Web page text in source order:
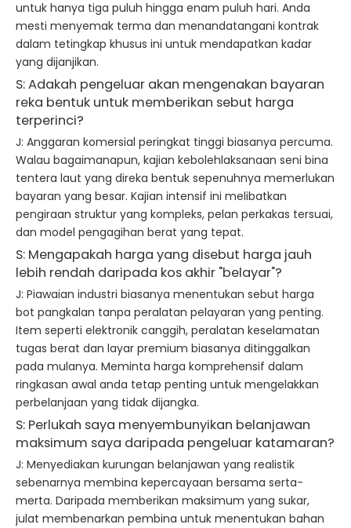
untuk hanya tiga puluh hingga enam puluh hari. Anda
mesti menyemak terma dan menandatangani kontrak
dalam tetingkap khusus ini untuk mendapatkan kadar
yang dijanjikan.
S: Adakah pengeluar akan mengenakan bayaran
reka bentuk untuk memberikan sebut harga
terperinci?
J: Anggaran komersial peringkat tinggi biasanya percuma.
Walau bagaimanapun, kajian kebolehlaksanaan seni bina
tentera laut yang direka bentuk sepenuhnya memerlukan
bayaran yang besar. Kajian intensif ini melibatkan
pengiraan struktur yang kompleks, pelan perkakas tersuai,
dan model pengagihan berat yang tepat.
S: Mengapakah harga yang disebut harga jauh
lebih rendah daripada kos akhir "belayar"?
J: Piawaian industri biasanya menentukan sebut harga
bot pangkalan tanpa peralatan pelayaran yang penting.
Item seperti elektronik canggih, peralatan keselamatan
tugas berat dan layar premium biasanya ditinggalkan
pada mulanya. Meminta harga komprehensif dalam
ringkasan awal anda tetap penting untuk mengelakkan
perbelanjaan yang tidak dijangka.
S: Perlukah saya menyembunyikan belanjawan
maksimum saya daripada pengeluar katamaran?
J: Menyediakan kurungan belanjawan yang realistik
sebenarnya membina kepercayaan bersama serta-
merta. Daripada memberikan maksimum yang sukar,
julat membenarkan pembina untuk menentukan bahan